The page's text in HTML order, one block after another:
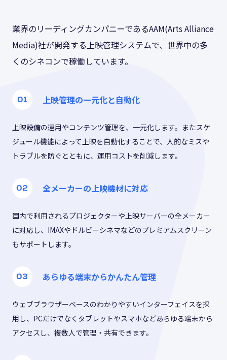
業界のリーディングカンパニーであるAAM(Arts Alliance
Media)社が開発する上映管理システムで、世界中の多
くのシネコンで稼働しています。
上映管理の一元化と自動化
上映設備の運用やコンテンツ管理を、一元化します。またスケ
ジュール機能によって上映を自動化することで、人的なミスや
トラブルを防ぐとともに、運用コストを削減します。
全メーカーの上映機材に対応
国内で利用されるプロジェクターや上映サーバーの全メーカー
に対応し、IMAXやドルビーシネマなどのプレミアムスクリーン
もサポートします。
あらゆる端末からかんたん管理
ウェブブラウザーベースのわかりやすいインターフェイスを採
用し、PCだけでなくタブレットやスマホなどあらゆる端末から
アクセスし、複数人で管理・共有できます。